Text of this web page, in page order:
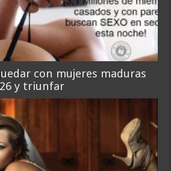
con mujeres maduras
y triunfar